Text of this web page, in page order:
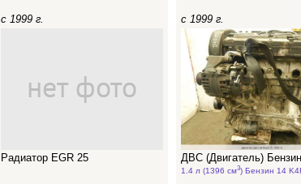
с 1999 г.
Радиатор EGR 25
с 1999 г.
ДВС (Двигатель)
1.4 л (1396 см3) Бензин 14